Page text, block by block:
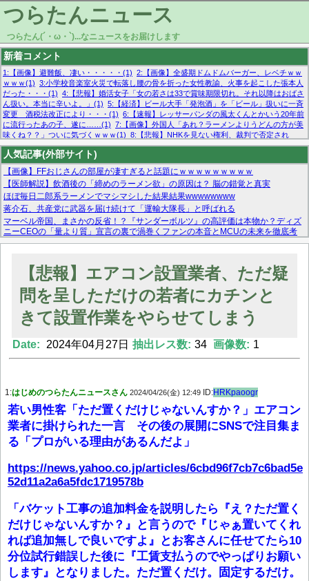
つらたんニュース
つらたん(´・ω・`)...なニュースをお届けします
新着コメント
1:【画像】避難飯、凄い・・・・・(1) 2:【画像】全盛期ドムドムバーガー、レベチｗｗ
ｗｗｗ(1) 3:小学校音楽室火災で転落し腰の骨を折った女性教諭、火事を起こした張本人
だった・・・(1) 4:【悲報】婚活女子「女の若さは33で賞味期限切れ。それ以降はおばさ
ん扱い。本当に辛いよ。」(1) 5:【経済】ビール大手「発泡酒」を「ビール」扱いに一斉
変更 酒税法改正により・・・(1) 6:【速報】レッサーパンダの風太くんとかいう20年前
に流行ったあの子、遂に……(1) 7:【画像】外国人「あれ？ラーメンよりうどんの方が美
味くね？？」ついに気づくｗｗｗ(1) 8:【悲報】NHKを見ない権利、裁判で否定され
る・・・(1) 9:欧州委員長「原発縮小は間違いでした」(1) 10:【悲報】日本企業の人手不
足、限界突破 52%「正社員も足りてません…」(1)
人気記事(外部サイト)
【画像】FFおじさんの部屋が凄すぎると話題にｗｗｗｗｗｗｗｗｗ
【医師解説】飲酒後の「締めのラーメン欲」の原因は？ 脳の錯覚と真実
ほぼ毎日二郎系ラーメンでマシマシした結果結果wwwwwwww
蒋介石、共産党に武器を届け続けて「運輸大隊長」と呼ばれる
マーベル帝国、まさかの反省！？『サンダーボルツ』の高評価は本物か？ディズ
ニーCEOの「量より質」宣言の裏で渦巻くファンの本音とMCUの未来を徹底考
察！
【画像あり】FacebookとかTwitterで拾ったエロ画像貼ってくよ
Powered by livedoor 相互RSS
【悲報】エアコン設置業者、ただ疑
問を呈しただけの若者にカチンと
きて設置作業をやらせてしまう
Date: 2024年04月27日 抽出レス数: 34 画像数: 1
1:はじめのつらたんニュースさん 2024/04/26(金) 12:49 ID:HRKpaoogr
若い男性客「ただ置くだけじゃないんすか？」エアコン
業者に掛けられた一言 その後の展開にSNSで注目集ま
る「プロがいる理由があるんだよ」
https://news.yahoo.co.jp/articles/6cbd96f7cb7c6bad5e
52d11a2a6a5fdc1719578b
「バケット工事の追加料金を説明したら『え？ただ置く
だけじゃないんすか？』と言うので『じゃぁ置いてくれ
れば追加無しで良いですよ』とお客さんに任せてたら10
分位試行錯誤した後に『工賃支払うのでやっぱりお願い
します』となりました。ただ置くだけ。固定するだけ。